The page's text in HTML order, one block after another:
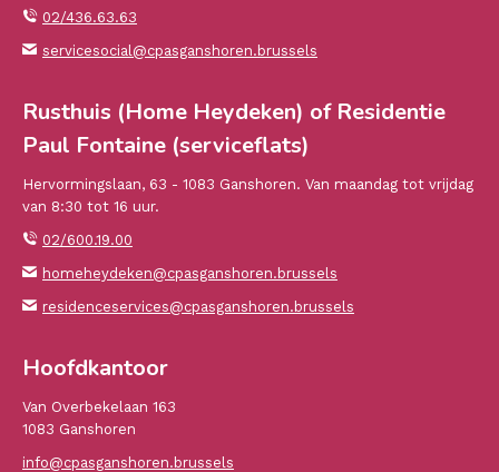
02/436.63.63
servicesocial@cpasganshoren.brussels
Rusthuis (Home Heydeken) of Residentie
Paul Fontaine (serviceflats)
Hervormingslaan, 63 - 1083 Ganshoren. Van maandag tot vrijdag
van 8:30 tot 16 uur.
02/600.19.00
homeheydeken@cpasganshoren.brussels
residenceservices@cpasganshoren.brussels
Hoofdkantoor
Van Overbekelaan 163
1083 Ganshoren
info@cpasganshoren.brussels